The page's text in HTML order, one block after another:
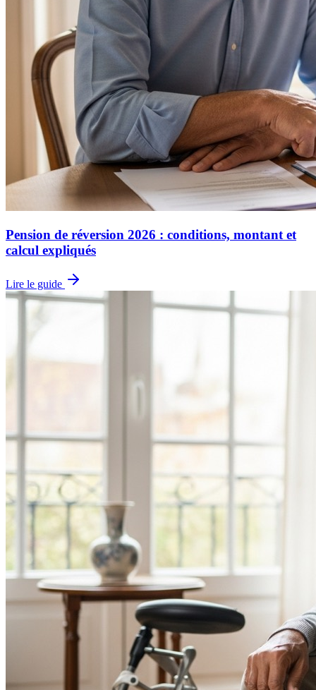
Pension de réversion 2026 : conditions, montant et
calcul expliqués
Lire le guide